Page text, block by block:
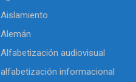
Aislamiento
Alemán
Alfabetización audiovisual
alfabetización informacional